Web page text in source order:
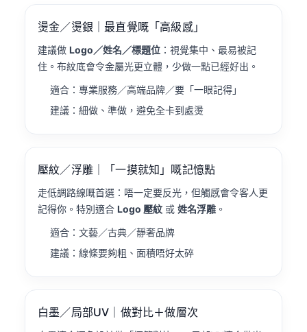
燙金／燙銀｜最直覺嘅「高級感」
建議做 Logo／姓名／標題位 ：視覺集中、最易被記
住。布紋底會令金屬光更立體，少做一點已經好出。
適合：專業服務／高端品牌／要「一眼記得」
建議：細做、準做，避免全卡到處燙
壓紋／浮雕｜「一摸就知」嘅記憶點
走低調路線嘅首選：唔一定要反光，但觸感會令客人更
記得你。特別適合 Logo 壓紋 或 姓名浮雕 。
適合：文藝／古典／靜奢品牌
建議：線條要夠粗、面積唔好太碎
白墨／局部UV｜做對比＋做層次